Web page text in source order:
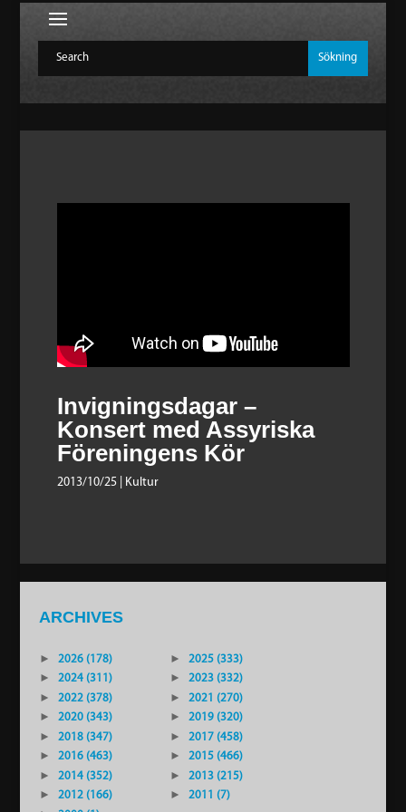
Invigningsdagar –
Konsert med Assyriska
Föreningens Kör
2013/10/25| Kultur
ARCHIVES
► 2026 (178) ►
2025 (333)
►
2024 (311) ►
2023 (332)
►
2022 (378) ►
2021 (270)
►
2020 (343) ►
2019 (320)
►
2018 (347) ►
2017 (458)
►
2016 (463) ►
2015 (466)
►
2014 (352) ►
2013 (215)
►
2012 (166) ►
2011 (7)